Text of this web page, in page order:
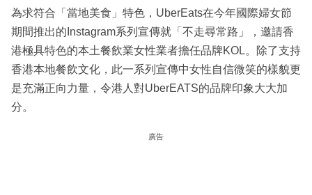
為求符合「當地美食」特色，UberEats在今年國際婦女節
期間推出的Instagram系列宣傳就「不走尋常路」，邀請香
港極具特色的本土餐飲業女性業者擔任品牌KOL。除了支持
香港本地餐飲文化，此一系列宣傳中女性自信微笑的樣貌更
是充滿正向力量，令港人對UberEATS的品牌印象大大加
分。
廣告